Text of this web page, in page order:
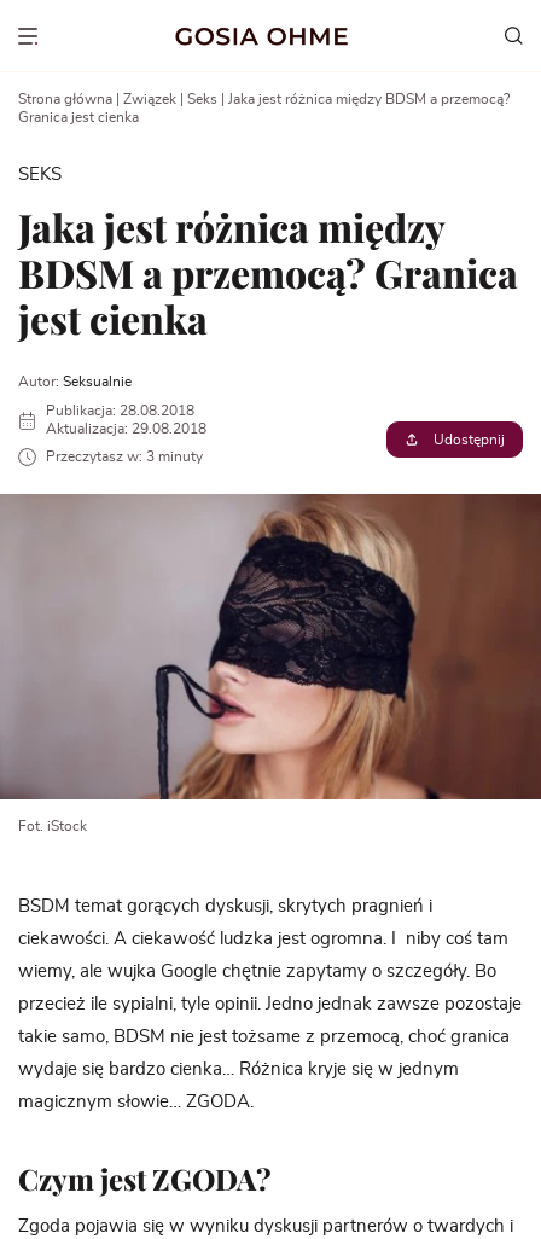
Show menu
Strona główna Związek Seks
Jaka jest różnica między BDSM a przemocą?
Granica jest cienka
SEKS
Jaka jest różnica między
BDSM a przemocą? Granica
jest cienka
Autor: Seksualnie
Publikacja: 28.08.2018
Aktualizacja: 29.08.2018
Przeczytasz w: 3 minuty
Udostępnij
Fot. iStock
BSDM temat gorących dyskusji, skrytych pragnień i
ciekawości. A ciekawość ludzka jest ogromna. I niby coś tam
wiemy, ale wujka Google chętnie zapytamy o szczegóły. Bo
przecież ile sypialni, tyle opinii. Jedno jednak zawsze pozostaje
takie samo, BDSM nie jest tożsame z przemocą, choć granica
wydaje się bardzo cienka… Różnica kryje się w jednym
magicznym słowie… ZGODA.
Czym jest ZGODA?
Zgoda pojawia się w wyniku dyskusji partnerów o twardych i